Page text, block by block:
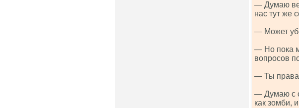
— Думаю
нас тут же
— Может
— Но пока
вопросов
— Ты права,
— Думаю с
как зомби,